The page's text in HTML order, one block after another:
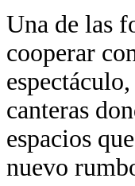
Una de las
cooperar
canteras
espacios
nuevo